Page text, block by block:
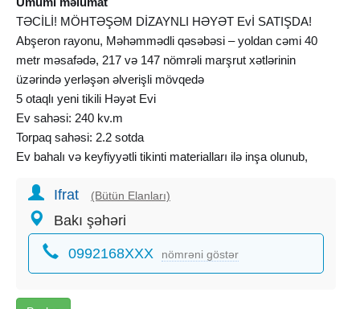
TƏCİLİ! MÖHTƏŞƏM DİZAYNLI HƏYƏT Evİ SATIŞDA!
Abşeron rayonu, Məhəmmədli qəsəbəsi – yoldan cəmi 40
metr məsafədə, 217 və 147 nömrəli marşrut xətlərinin
üzərində yerləşən əlverişli mövqedə
5 otaqlı yeni tikili Həyət Evi
Ev sahəsi: 240 kv.m
Torpaq sahəsi: 2.2 sotda
Ev bahalı və keyfiyyətli tikinti materialları ilə inşa olunub,
gördüyünüz kimidir!
Tikinti və texniki üstünlüklər:
Qoşa daşla tikilib
Mərtəbələr arası monolit beton
1-ci mərtəbə isti pol sistemi
Ifrat (Bütün Elanları)
Bakı şəhəri
0992168XXX nömrəni göstər